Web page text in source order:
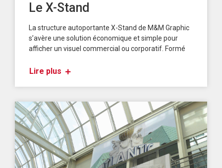
Le X-Stand
La structure autoportante X-Stand de M&M Graphic
s’avère une solution économique et simple pour
afficher un visuel commercial ou corporatif. Formé
Lire plus